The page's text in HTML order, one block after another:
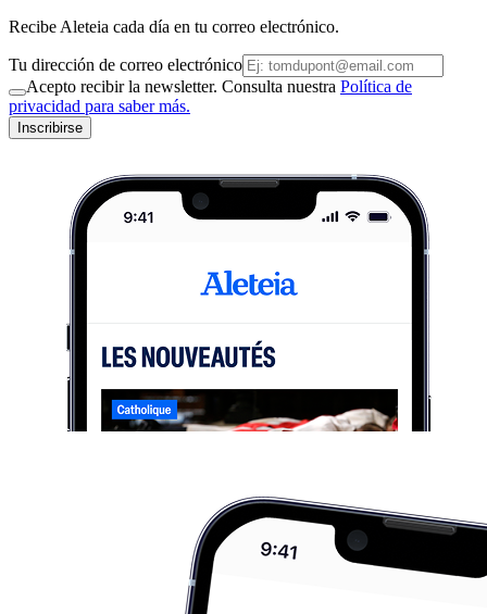
Recibe Aleteia cada día en tu correo electrónico.
Tu dirección de correo electrónico
Acepto recibir la newsletter. Consulta nuestra Política de
privacidad para saber más.
Inscribirse